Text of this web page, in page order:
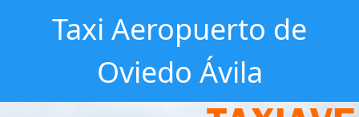
Taxi Aeropuerto de
Oviedo Ávila